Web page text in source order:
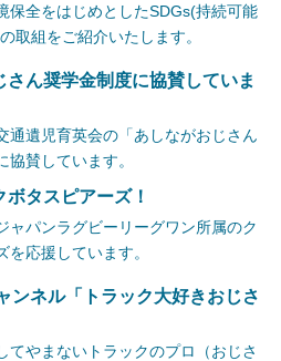
保全をはじめとしたSDGs(持続可能
取組をご紹介いたします。
さん奨学金制度に協賛していま
通遺児育英会の「あしながおじさん
協賛しています。
タスピアーズ！
ャパンラグビーリーグワン所属のク
を応援しています。
ンネル「トラック大好きおじさ
てやまないトラックのプロ（おじさ